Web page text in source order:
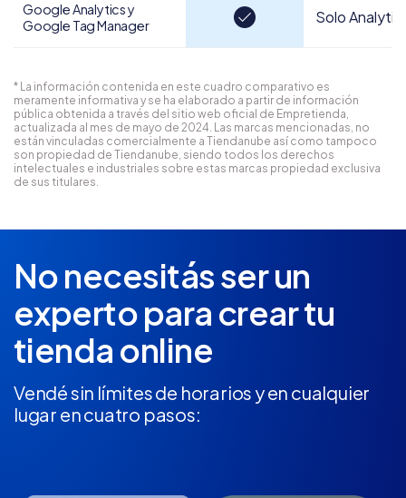
Google Analytics y
Google Tag Manager
Solo
* La información contenida en este cuadro comparativo es
meramente informativa y se ha elaborado a partir de información
pública obtenida a través del sitio web oficial de Empretienda,
actualizada al mes de mayo de 2024. Las marcas mencionadas, no
están vinculadas comercialmente a Tiendanube así como tampoco
son propiedad de Tiendanube, siendo todos los derechos
intelectuales e industriales sobre estas marcas propiedad exclusiva
de sus titulares.
No necesitás ser un
expertopara crear tu
tienda online
Vendé sin límites de horarios y en cualquier
lugar en cuatro pasos: